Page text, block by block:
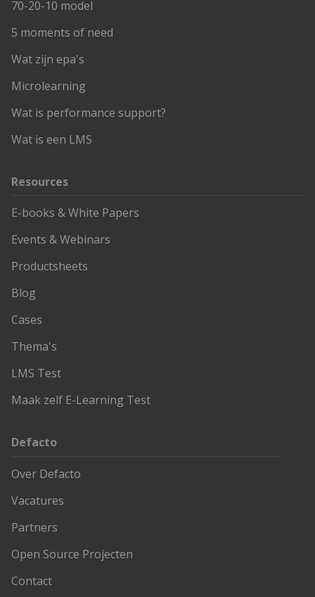
70-20-10 model
5 moments of need
Wat zijn epa's
Microlearning
Wat is performance support?
Wat is een LMS
Resources
E-books & White Papers
Events & Webinars
Productsheets
Blog
Cases
Thema's
LMS Test
Maak zelf E-Learning Test
Defacto
Over Defacto
Vacatures
Partners
Open Source Projecten
Contact